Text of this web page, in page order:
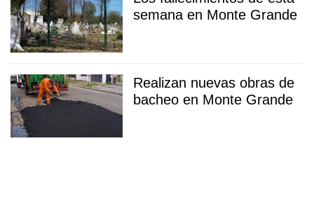
semana en Monte Grande
Realizan nuevas obras de
bacheo en Monte Grande